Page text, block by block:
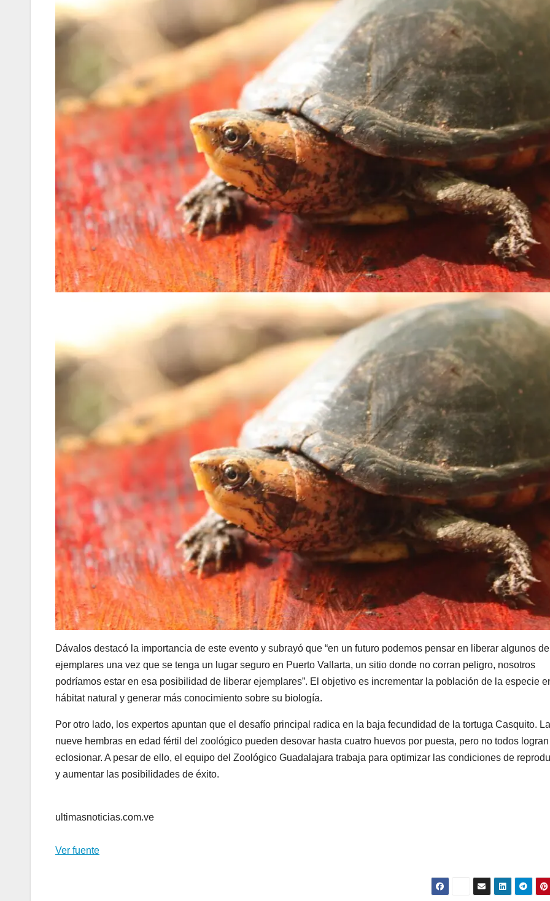
Dávalos destacó la importancia de este evento y subrayó que “en un futuro podemos pensar en liberar algunos
ejemplares una vez que se tenga un lugar seguro en Puerto Vallarta, un sitio donde no corran peligro, nosotros
podríamos estar en esa posibilidad de liberar ejemplares”. El objetivo es incrementar la población de la especie
hábitat natural y generar más conocimiento sobre su biología.
Por otro lado, los expertos apuntan que el desafío principal radica en la baja fecundidad de la tortuga Casquito.
nueve hembras en edad fértil del zoológico pueden desovar hasta cuatro huevos por puesta, pero no todos logran
eclosionar. A pesar de ello, el equipo del Zoológico Guadalajara trabaja para optimizar las condiciones de
y aumentar las posibilidades de éxito.
ultimasnoticias.com.ve
Ver fuente